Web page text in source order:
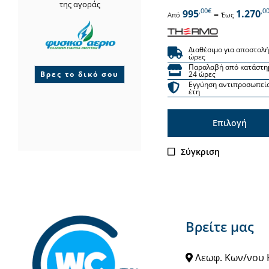
Από 995,00€ –Έως 1.270
Διαθέσιμο για
ώρες
Παραλαβή από
24 ώρες
Εγγύηση
έτη
Επιλογή
Αυτό
παραλλαγές.
επιλογές
Σύγκριση
της αγοράς
Βρες το δικό σου
Βρείτε μας
Λεωφ. Κων/νου